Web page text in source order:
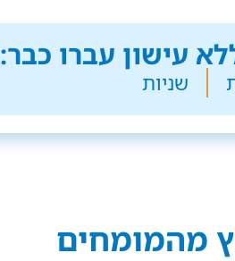
עישון עברו כבר:
שניות
מהמומחים